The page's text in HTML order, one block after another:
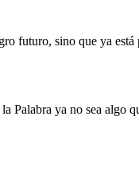
futuro, sino que ya
Palabra ya no sea algo